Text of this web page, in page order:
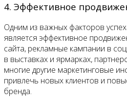
4. Эффективное
Одним из важных факторов
является эффективное
сайта, рекламные кампании в
в выставках и ярмарках,
многие другие маркетинговые
привлечь новых клиентов и
бренда.